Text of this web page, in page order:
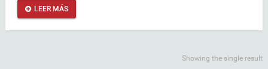
LEER MÁS
Showing the single result